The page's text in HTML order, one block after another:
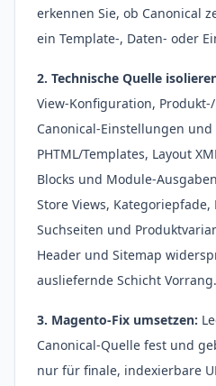
erkennen Sie, ob Canonical
ein Template-, Daten- oder
2. Technische Quelle
View-Konfiguration,
Canonical-Einstellungen und
PHTML/Templates, Layout
Blocks und Module-
Store Views,
Suchseiten und
Header und Sitemap
ausliefernde Schicht Vorrang.
3. Magento-Fix umsetzen:
Canonical-Quelle fest und
nur für finale, indexierbare